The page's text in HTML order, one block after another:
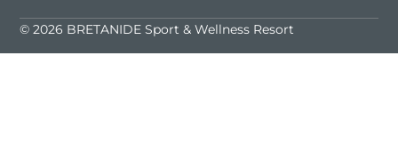
© 2026 BRETANIDE Sport & Wellness Resort